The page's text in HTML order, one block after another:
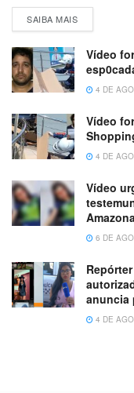
SAIBA MAIS
Vídeo
4 DE
Vídeo
4 DE
Vídeo
6 DE
anuncia
4 DE